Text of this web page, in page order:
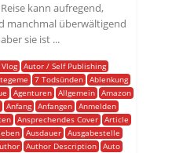
kann aufregend,
manchmal überwältigend
sie ist ...
Autor / Self Publishing
7 Todsünden Ablenkung
Agenturen Allgemein
Amazon
Anfang Anfangen
Anmelden
Ansprechendes Cover
Article
Ausdauer Ausgabestelle
Author Description Auto